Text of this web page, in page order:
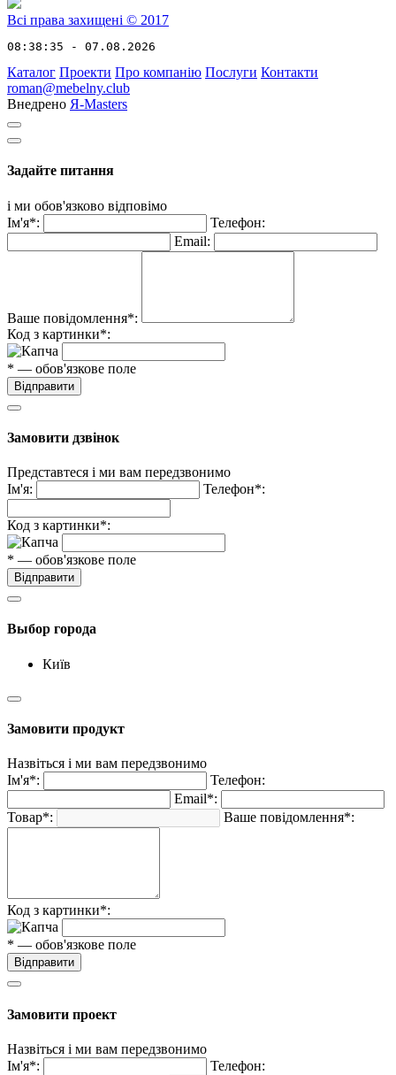
Всі права захищені © 2017
08:38:35 - 07.08.2026
Каталог Проекти Про компанію Послуги Контакти
roman@mebelny.club
Внедрено Я-Masters
Задайте питання
і ми обов'язково відповімо
Ім'я*:
Телефон:
Email:
Ваше повідомлення*:
Код з картинки*:
* — обов'язкове поле
Відправити
Замовити дзвінок
Представтеся і ми вам передзвонимо
Ім'я:
Телефон*:
Код з картинки*:
* — обов'язкове поле
Відправити
Выбор города
Київ
Замовити продукт
Назвіться і ми вам передзвонимо
Ім'я*:
Телефон:
Email*:
Товар*:
Ваше повідомлення*:
Код з картинки*:
* — обов'язкове поле
Відправити
Замовити проект
Назвіться і ми вам передзвонимо
Ім'я*:
Телефон: